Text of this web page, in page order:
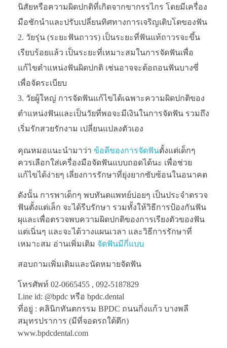
นิสัยหรือความผิดปกติที่เกิดจากขากรรไกร โดยมีเครื่อง
มือชักนำและปรับเปลี่ยนทิศทางการเจริญเติบโตของฟัน
วัยรุ่น (ระยะฟันถาวร) เป็นระยะที่ฟันแท้ถาวรจะขึ้น
เรียบร้อยแล้ว เป็นระยะที่เหมาะสมในการจัดฟันเพื่อ
แก้ไขตำแหน่งฟันผิดปกติ เช่นอาจจะต้อถอนฟันบางซี่
เพื่อจัดระเบียบ
วัยผู้ใหญ่ การจัดฟันแก้ไขได้เฉพาะความผิดปกติของ
ตำแหน่งฟันและเป็นวัยที่พอจะมีเงินในการจัดฟัน รวมถึง
เริ่มรักสวยรักงาม เปลี่ยนแปลงตัวเอง
คุณหมอแนะนำมาว่า ข้อดีของการจัดฟันตั้งแต่เด็กๆ
ควรเลือกใส่เครื่องมือจัดฟันแบบถอดได้นะ เพื่อช่วย
แก้ไขได้ง่ายๆ เลี่ยงการรักษาที่ยุ่งยากซับซ้อนในอนาคต
ดังนั้น การพาเด็กๆ พบทันตแพทย์บ่อยๆ เป็นประจำตรวจ
ฟันตั้งแต่เล็ก จะได้รีบรักษา รวมทั้งให้วิธีการป้องกันฟัน
ผุและเพื่อตรวจพบความผิดปกติของการเรียงตัวของฟัน
แต่เนิ่นๆ และจะได้วางแผนเวลา และวิธีการรักษาที่
เหมาะสม อ่านเพิ่มเติม จัดฟันมีกี่แบบ
สอบถามเพิ่มเติมและนัดหมายจัดฟัน
โทรศัพท์ 02-0665455 , 092-5187829
Line id: @bpdc หรือ bpdc.dental
ที่อยู่ : คลินิกทันตกรรม BPDC ถนนกิ่งแก้ว บางพลี
สมุทรปราการ (มีที่จอดรถใต้ตึก)
www.bpdcdental.com